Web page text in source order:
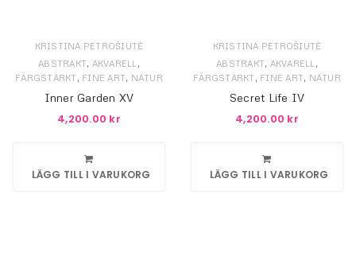
KRISTINA PETROŠIUTĖ
ABSTRAKT, AKVARELL ,
FÄRGSTARKT , FINE ART, NATUR
Inner Garden XV
4,200.00 kr
LÄGG TILL I VARUKORG
KRISTINA PETROŠIUTĖ
ABSTRAKT, AKVARELL ,
FÄRGSTARKT , FINE ART, NATUR
Secret Life IV
4,200.00 kr
LÄGG TILL I VARUKORG